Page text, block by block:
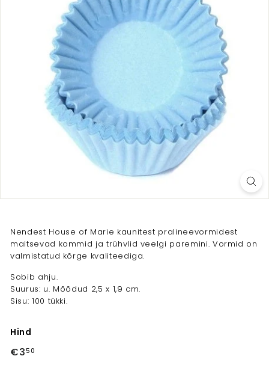
Nendest House of Marie kaunitest pralineevormidest
maitsevad kommid ja trühvlid veelgi paremini. Vormid on
valmistatud kõrge kvaliteediga.
Sobib ahju.
Suurus: u. Mõõdud 2,5 x 1,9 cm.
Sisu: 100 tükki.
Hind
Tavahind
€350